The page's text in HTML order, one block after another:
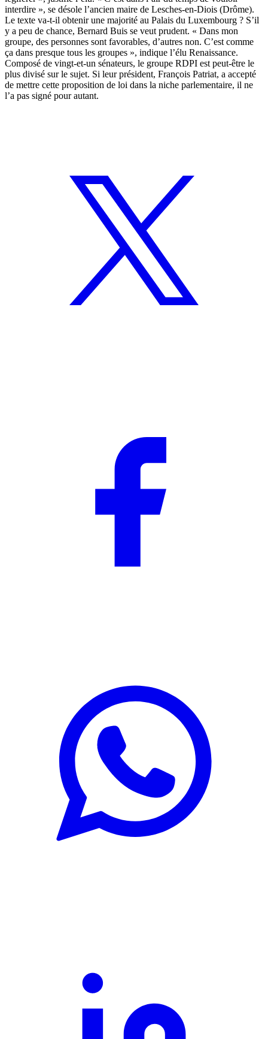
interdire », se désole l’ancien maire de Lesches-en-Diois (Drôme).
Le texte va-t-il obtenir une majorité au Palais du Luxembourg ? S’il
y a peu de chance, Bernard Buis se veut prudent. « Dans mon
groupe, des personnes sont favorables, d’autres non. C’est comme
ça dans presque tous les groupes », indique l’élu Renaissance.
Composé de vingt-et-un sénateurs, le groupe RDPI est peut-être le
plus divisé sur le sujet. Si leur président, François Patriat, a accepté
de mettre cette proposition de loi dans la niche parlementaire, il ne
l’a pas signé pour autant.